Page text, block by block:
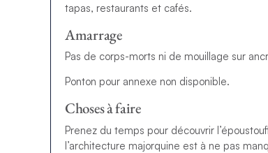
tapas, restaurants et cafés.
Amarrage
Pas de corps-morts ni de mouillage sur
Ponton pour annexe non disponible.
Choses à faire
Prenez du temps pour découvrir
l’architecture majorquine est à ne pas